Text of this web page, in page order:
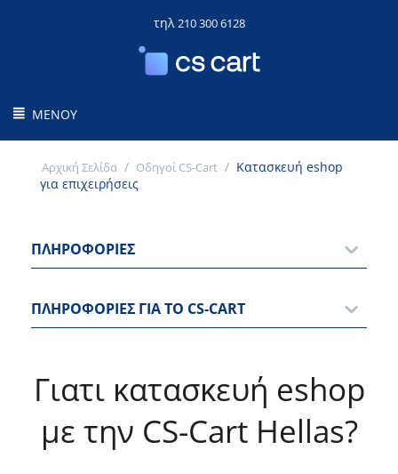
τηλ210 300 6128
ΜΕΝΟΎ
Αρχική Σελίδα / Οδηγοί CS-Cart / Κατασκευή eshop
για επιχειρήσεις
ΠΛΗΡΟΦΟΡΊΕΣ
ΠΛΗΡΟΦΟΡΊΕΣ ΓΙΑ ΤΟ CS-CART
Γιατι κατασκευή eshop
με την CS-Cart Hellas?